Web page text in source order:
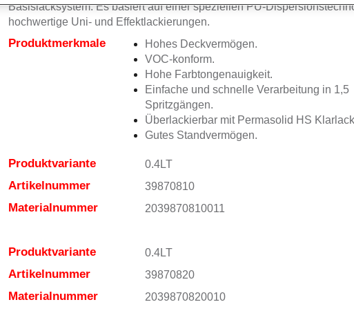
Basislacksystem. Es basiert auf einer speziellen PU-
hochwertige Uni- und Effektlackierungen.
Produktmerkmale
Hohes Deckvermögen.
VOC-konform.
Hohe Farbtongenauigkeit.
Einfache und schnelle Verarbeitung in 1,5
Spritzgängen.
Überlackierbar mit Permasolid HS
Gutes Standvermögen.
Produktvariante 0.4LT
Artikelnummer 39870810
Materialnummer 2039870810011
Produktvariante 0.4LT
Artikelnummer 39870820
Materialnummer 2039870820010